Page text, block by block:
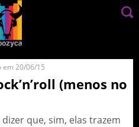
em 20/06/15
(menos no
que, sim, elas trazem